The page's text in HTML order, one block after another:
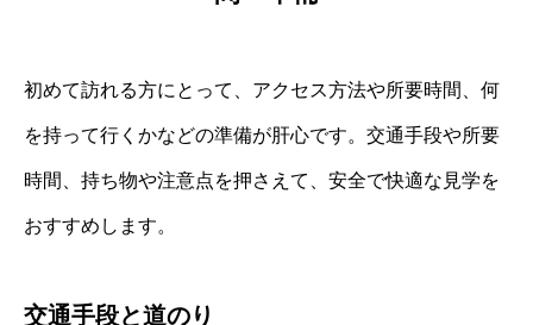
初めて訪れる方にとって、アクセス方法や所要時間、何
を持って行くかなどの準備が肝心です。交通手段や所要
時間、持ち物や注意点を押さえて、安全で快適な見学を
おすすめします。
交通手段と道のり